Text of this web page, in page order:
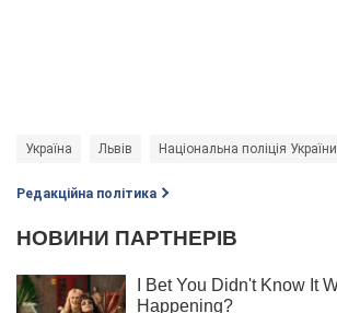
Україна Львів Національна поліція України
Редакційна політика